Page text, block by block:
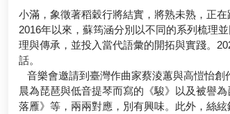
小滿，象徵著稻穀行將結實，將熟未熟，正在
2016年以來，蘇筠涵分別以不同的系列梳理
理與傳承，並投入當代語彙的開拓與實踐。
話。
音樂會邀請到臺灣作曲家蔡淩蕙與高愷怡創
晨為琵琶與低音提琴而寫的《駿》以及被譽
落雁》等，兩兩對應，別有興味。此外，絲